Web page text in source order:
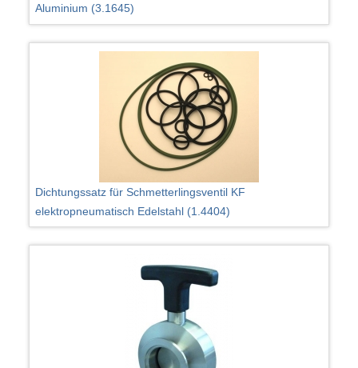
Aluminium (3.1645)
Dichtungssatz für Schmetterlingsventil KF
elektropneumatisch Edelstahl (1.4404)